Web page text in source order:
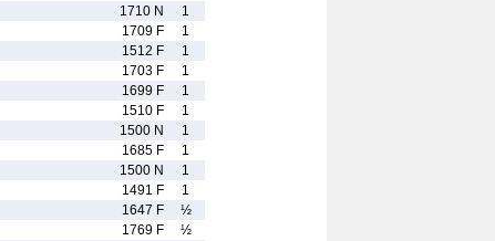
1710 N
1
1709 F
1
1512 F
1
1703 F
1
1699 F
1
1510 F
1
1500 N
1
1685 F
1
1500 N
1
1491 F
1
1647 F
½
1769 F
½